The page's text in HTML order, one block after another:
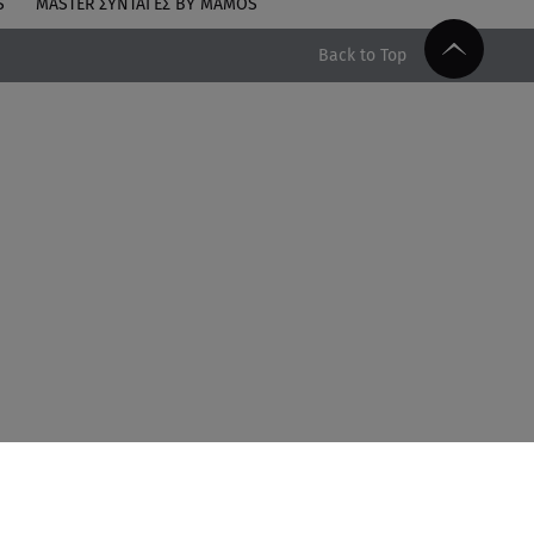
MASTER ΣΥΝΤΑΓΈΣ BY MAMOS
Back to Top